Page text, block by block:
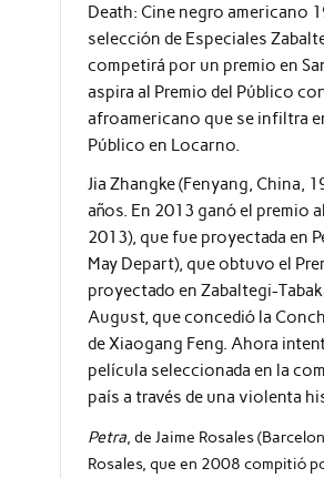
Death: Cine negro americano
selección de Especiales
competirá por un premio en
aspira al Premio del Público
afroamericano que se infiltra
Público en Locarno.
Jia Zhangke (Fenyang, China,
años. En 2013 ganó el premio
2013), que fue proyectada en
May Depart), que obtuvo el
proyectado en Zabaltegi-
August, que concedió la
de Xiaogang Feng. Ahora
película seleccionada en la
país a través de una violenta
Petra, de Jaime Rosales
Rosales, que en 2008 compitió